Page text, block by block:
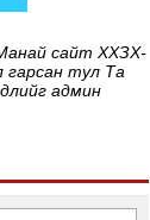
сайт ХХЗХ-
гарсан тул Та
админ